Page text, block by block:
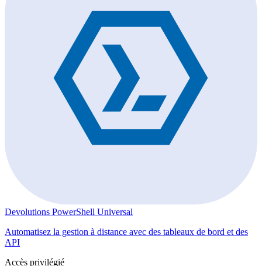
Devolutions PowerShell Universal
Automatisez la gestion à distance avec des tableaux de bord et des
API
Accès privilégié